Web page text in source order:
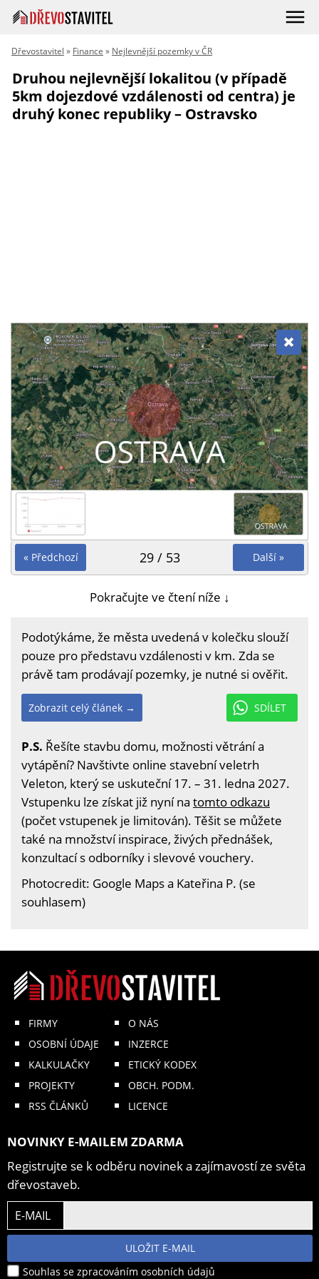
Dřevostavitel » Finance » Nejlevnější pozemky v ČR
Druhou nejlevnější lokalitou (v případě
5km dojezdové vzdálenosti od centra) je
druhý konec republiky – Ostravsko
« Předchozí Další »
29 / 53
Pokračujte ve čtení níže ↓
Podotýkáme, že města uvedená v kolečku slouží
pouze pro představu vzdálenosti v km. Zda se
právě tam prodávají pozemky, je nutné si ověřit.
SDÍLET
Zobrazit celý článek →
P.S. Řešíte stavbu domu, možnosti větrání a
vytápění? Navštivte online stavební veletrh
Veleton, který se uskuteční 17. – 31. ledna 2027.
Vstupenku lze získat již nyní na tomto odkazu
(počet vstupenek je limitován). Těšit se můžete
také na množství inspirace, živých přednášek,
konzultací s odborníky i slevové vouchery.
Photocredit: Google Maps a Kateřina P. (se
souhlasem)
FIRMY
OSOBNÍ ÚDAJE
KALKULAČKY
PROJEKTY
RSS ČLÁNKŮ
O NÁS
INZERCE
ETICKÝ KODEX
OBCH. PODM.
LICENCE
NOVINKY E-MAILEM ZDARMA
Registrujte se k odběru novinek a zajímavostí ze světa
dřevostaveb.
E-MAIL
ULOŽIT E-MAIL
Souhlas se zpracováním osobních údajů